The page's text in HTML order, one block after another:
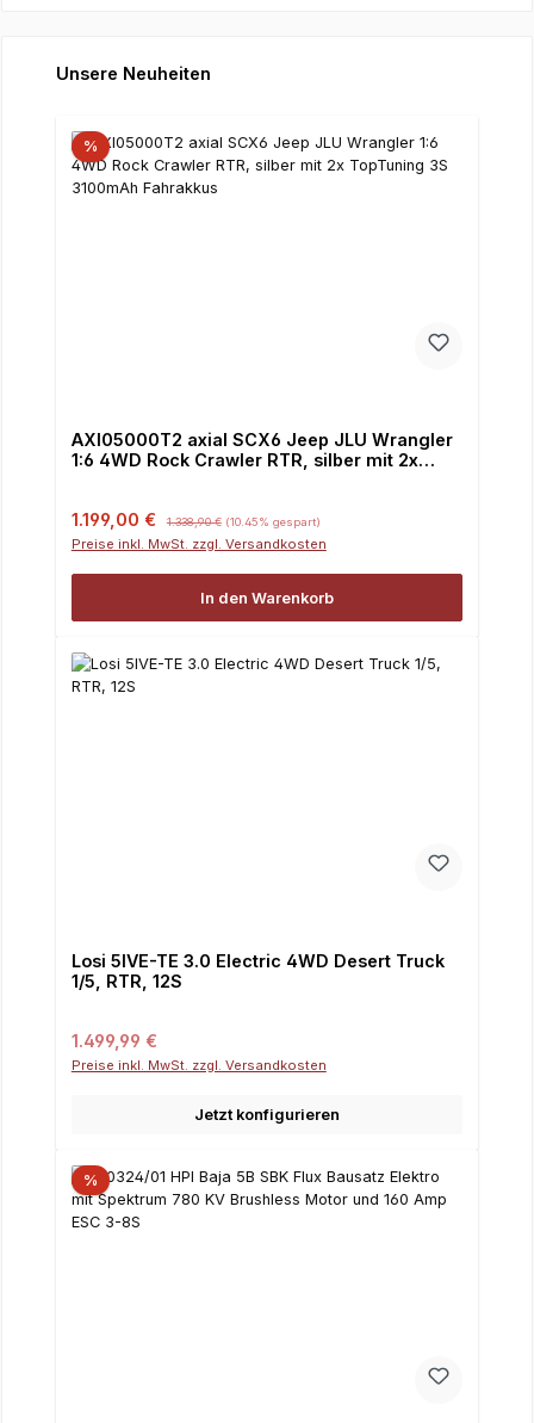
Produktgalerie überspringen
Unsere Neuheiten
%
AXI05000T2 axial SCX6 Jeep JLU Wrangler
1:6 4WD Rock Crawler RTR, silber mit 2x
Verkaufspreis:
1.199,00 € Regulärer Preis:
1.338,90 € (10.45% gespart)
Preise inkl. MwSt. zzgl. Versandkosten
In den Warenkorb
Losi 5IVE-TE 3.0 Electric 4WD Desert Truck
1/5, RTR, 12S
Regulärer Preis:
1.499,99 €
Preise inkl. MwSt. zzgl. Versandkosten
Jetzt konfigurieren
%